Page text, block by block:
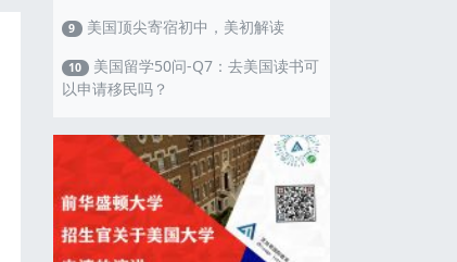
9 美国顶尖寄宿初中，美初解读
10 美国留学50问-Q7：去美国读书可
以申请移民吗？